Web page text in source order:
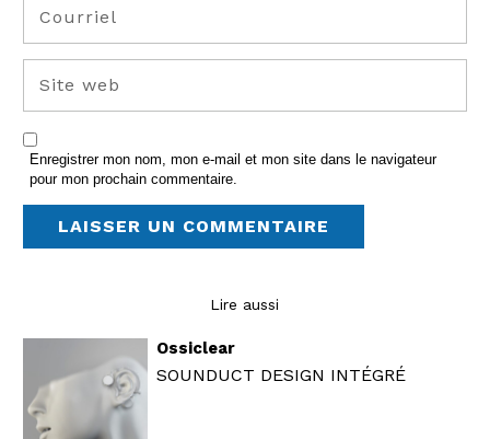
Enregistrer mon nom, mon e-mail et mon site dans le navigateur
pour mon prochain commentaire.
Lire aussi
Ossiclear
SOUNDUCT DESIGN INTÉGRÉ